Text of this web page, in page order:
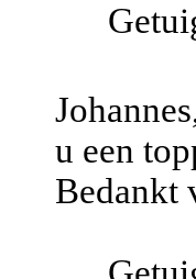
u een
Bedankt